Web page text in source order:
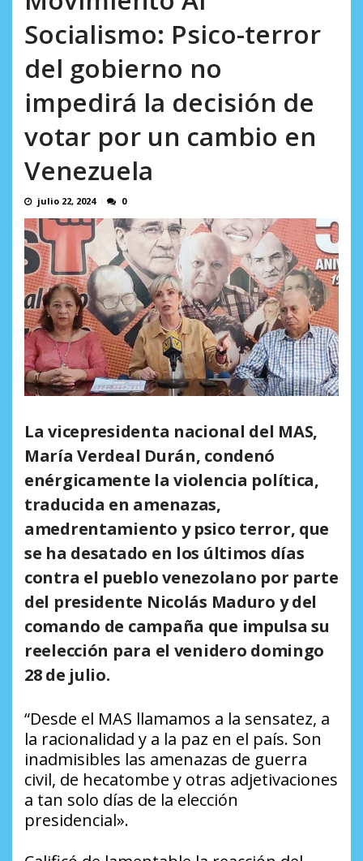
Socialismo: Psico-terror
del gobierno no
impedirá la decisión de
votar por un cambio en
Venezuela
julio 22, 2024 0
La vicepresidenta nacional del MAS,
María Verdeal Durán, condenó
enérgicamente la violencia política,
traducida en amenazas,
amedrentamiento y psico terror, que
se ha desatado en los últimos días
contra el pueblo venezolano por parte
del presidente Nicolás Maduro y del
comando de campaña que impulsa su
reelección para el venidero domingo
28 de julio.
“Desde el MAS llamamos a la sensatez, a
la racionalidad y a la paz en el país. Son
inadmisibles las amenazas de guerra
civil, de hecatombe y otras adjetivaciones
a tan solo días de la elección
presidencial».